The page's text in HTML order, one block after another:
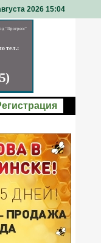
2026 15 04